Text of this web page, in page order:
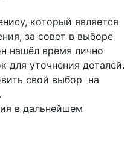
который является
за совет в выборе
нашёл время лично
для уточнения деталей.
свой выбор на
в дальнейшем